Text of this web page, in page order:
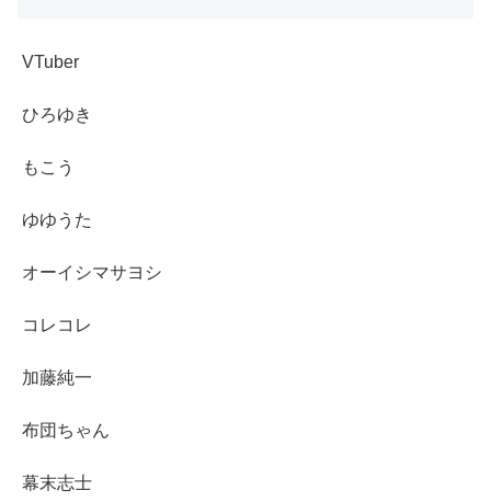
VTuber
ひろゆき
もこう
ゆゆうた
オーイシマサヨシ
コレコレ
加藤純一
布団ちゃん
幕末志士